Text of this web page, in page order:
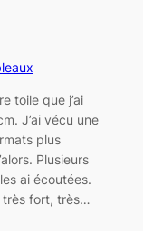
toile que j’ai
J’ai vécu une
plus
Plusieurs
ai écoutées.
très fort, très…